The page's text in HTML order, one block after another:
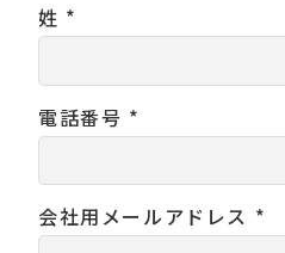
姓 *
電話番号 *
会社用メールアドレス *